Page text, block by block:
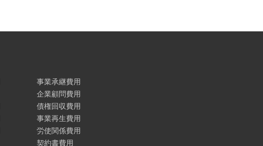
事業承継費用
企業顧問費用
債権回収費用
事業再生費用
労使関係費用
契約書費用